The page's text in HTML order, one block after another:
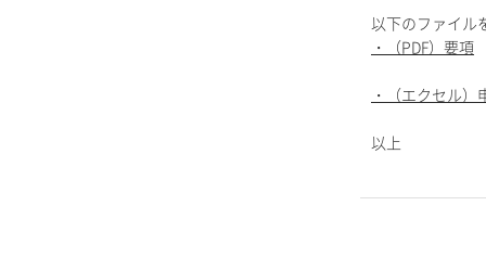
以下のファイル
・（PDF）要項
・（エクセル）
以上